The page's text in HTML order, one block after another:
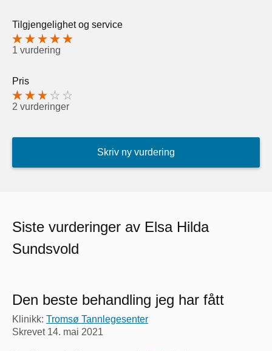
Tilgjengelighet og service
1 vurdering
Pris
2 vurderinger
Skriv ny vurdering
Siste vurderinger av Elsa Hilda
Sundsvold
Den beste behandling jeg har fått
Klinikk: Tromsø Tannlegesenter
Skrevet 14. mai 2021